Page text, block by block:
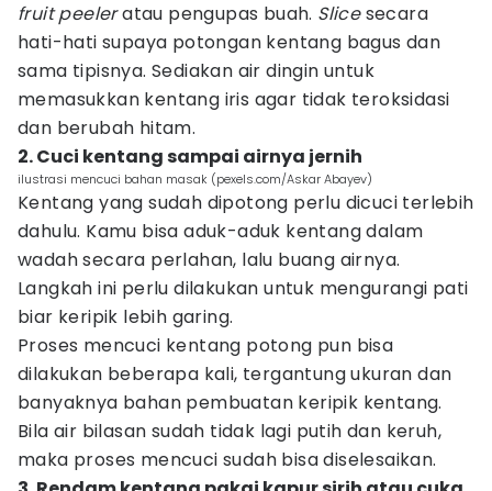
fruit peeleratau pengupas buah. Slicesecara
hati-hati supaya potongan kentang bagus dan
sama tipisnya. Sediakan air dingin untuk
memasukkan kentang iris agar tidak teroksidasi
dan berubah hitam.
2. Cuci kentang sampai airnya jernih
ilustrasi mencuci bahan masak (pexels.com/Askar Abayev)
Kentang yang sudah dipotong perlu dicuci terlebih
dahulu. Kamu bisa aduk-aduk kentang dalam
wadah secara perlahan, lalu buang airnya.
Langkah ini perlu dilakukan untuk mengurangi pati
biar keripik lebih garing.
Proses mencuci kentang potong pun bisa
dilakukan beberapa kali, tergantung ukuran dan
banyaknya bahan pembuatan keripik kentang.
Bila air bilasan sudah tidak lagi putih dan keruh,
maka proses mencuci sudah bisa diselesaikan.